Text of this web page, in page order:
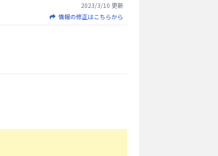
2023/3/10 更新
情報の修正はこちらから